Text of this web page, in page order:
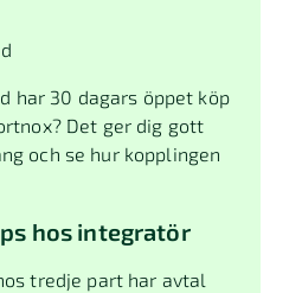
har 30 dagars öppet köp
Det ger dig gott
och se hur kopplingen
hos integratör
tredje part har avtal